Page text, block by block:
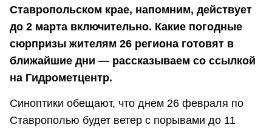
Ставропольском крае, напомним, действует
до 2 марта включительно. Какие погодные
сюрпризы жителям 26 региона готовят в
ближайшие дни — рассказываем со ссылкой
на Гидрометцентр.
Синоптики обещают, что днем 26 февраля по
Ставрополью будет ветер с порывами до 11